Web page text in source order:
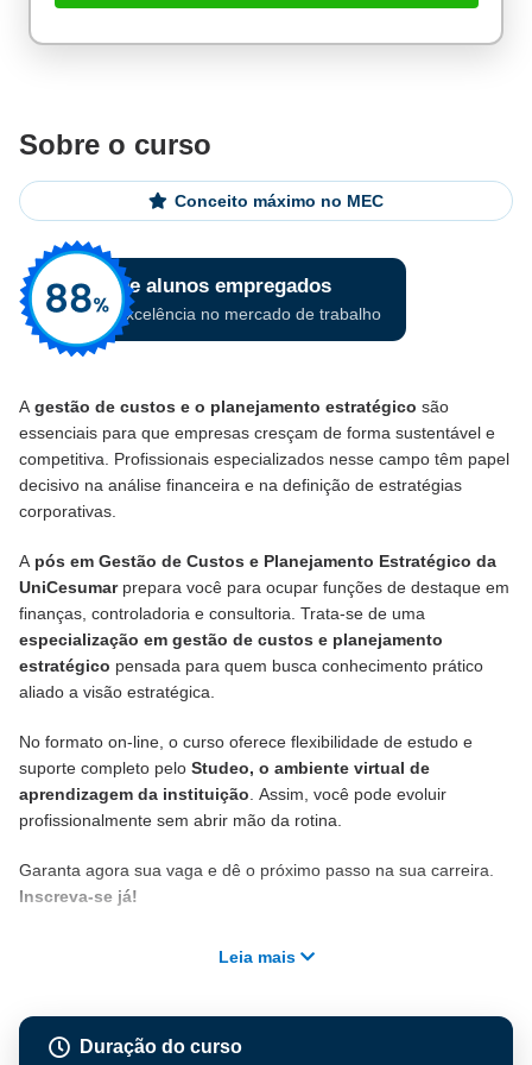
Sobre o curso
Conceito máximo no MEC
A gestão de custos e o planejamento estratégico são
essenciais para que empresas cresçam de forma sustentável e
competitiva. Profissionais especializados nesse campo têm papel
decisivo na análise financeira e na definição de estratégias
corporativas.
A pós em Gestão de Custos e Planejamento Estratégico da
UniCesumarprepara você para ocupar funções de destaque em
finanças, controladoria e consultoria. Trata-se de uma
especialização em gestão de custos e planejamento
estratégico pensada para quem busca conhecimento prático
aliado a visão estratégica.
No formato on-line, o curso oferece flexibilidade de estudo e
suporte completo pelo Studeo, o ambiente virtual de
aprendizagem da instituição . Assim, você pode evoluir
profissionalmente sem abrir mão da rotina.
Garanta agora sua vaga e dê o próximo passo na sua carreira.
Inscreva-se já!
Leia mais
Duração do curso